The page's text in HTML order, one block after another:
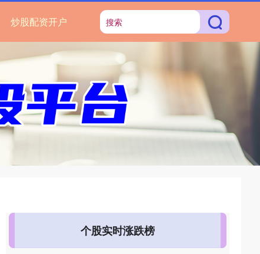
炒股配资开户
个股实时涨跌榜